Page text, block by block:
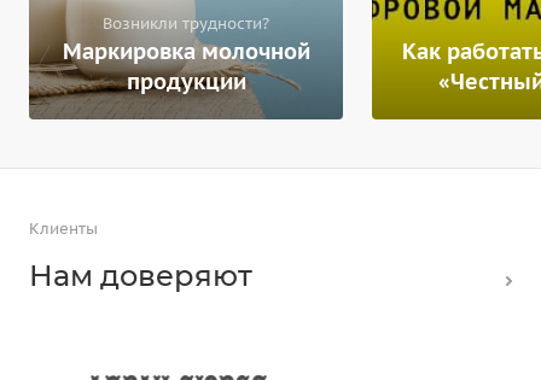
Возникли трудности?
Маркировка молочной
продукции
Как
Клиенты
Нам доверяют